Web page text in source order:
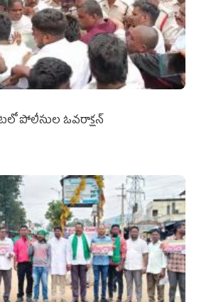
పోలీసుల ఓవ‌రాక్ష‌న్‌